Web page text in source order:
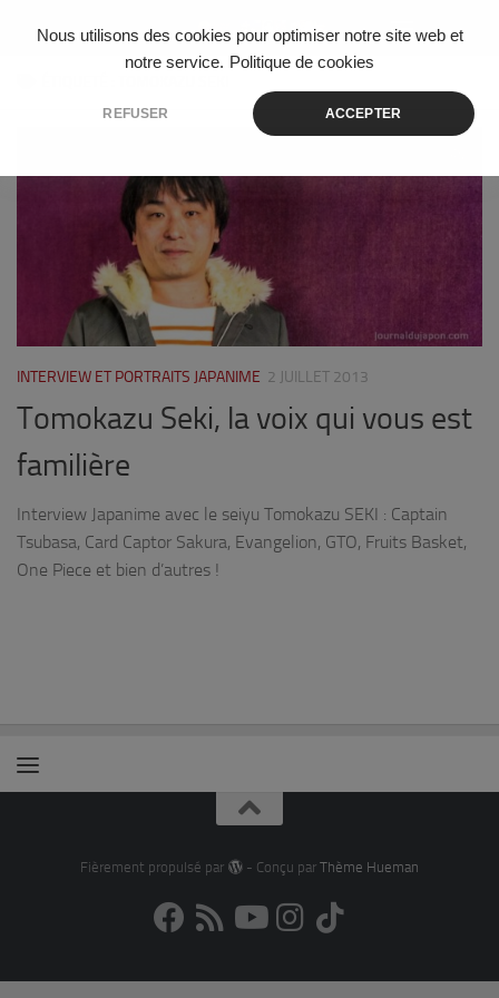
Nous utilisons des cookies pour optimiser notre site web et
notre service. Politique de cookies
REFUSER ACCEPTER
Skip to content
INTERVIEW ET PORTRAITS JAPANIME 2 JUILLET 2013
Tomokazu Seki, la voix qui vous est
familière
Interview Japanime avec le seiyu Tomokazu SEKI : Captain
Tsubasa, Card Captor Sakura, Evangelion, GTO, Fruits Basket,
One Piece et bien d’autres !
Fièrement propulsé par - Conçu par Thème Hueman